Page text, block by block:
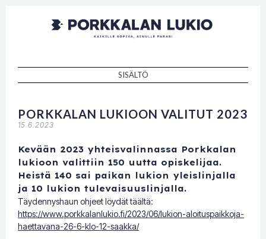
Porkkalan
lukio
Kaikille sopiva, sinulle paras!
SISÄLTÖ
PORKKALAN LUKIOON VALITUT 2023
15.6.2023
Kevään 2023 yhteisvalinnassa Porkkalan
lukioon valittiin 150 uutta opiskelijaa.
Heistä 140 sai paikan lukion yleislinjalla
ja 10 lukion tulevaisuuslinjalla.
Täydennyshaun ohjeet löydät täältä:
https://www.porkkalanlukio.fi/2023/06/lukion-aloituspaikkoja-
haettavana-26-6-klo-12-saakka/